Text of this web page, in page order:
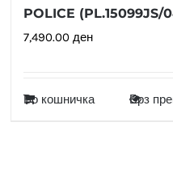
POLICE (PL.15099JS/
7,490.00 ден
Во кошничка Брз